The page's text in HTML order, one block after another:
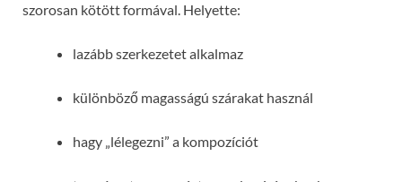
szorosan kötött formával. Helyette:
lazább szerkezetet alkalmaz
különböző magasságú szárakat használ
hagy „lélegezni” a kompozíciót